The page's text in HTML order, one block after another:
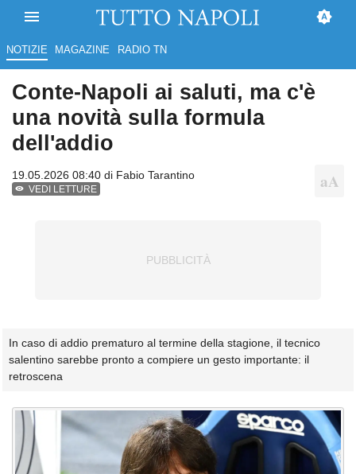
NOTIZIE MAGAZINE RADIO TN
Conte-Napoli ai saluti, ma c'è
una novità sulla formula
dell'addio
19.05.2026 08:40 di Fabio Tarantino
VEDI LETTURE
In caso di addio prematuro al termine della stagione, il tecnico
salentino sarebbe pronto a compiere un gesto importante: il
retroscena